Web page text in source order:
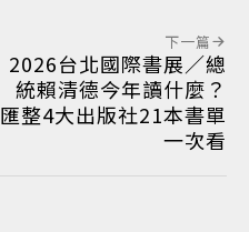
下一篇
2026台北國際書展／總
統賴清德今年讀什麼？
匯整4大出版社21本書單
一次看